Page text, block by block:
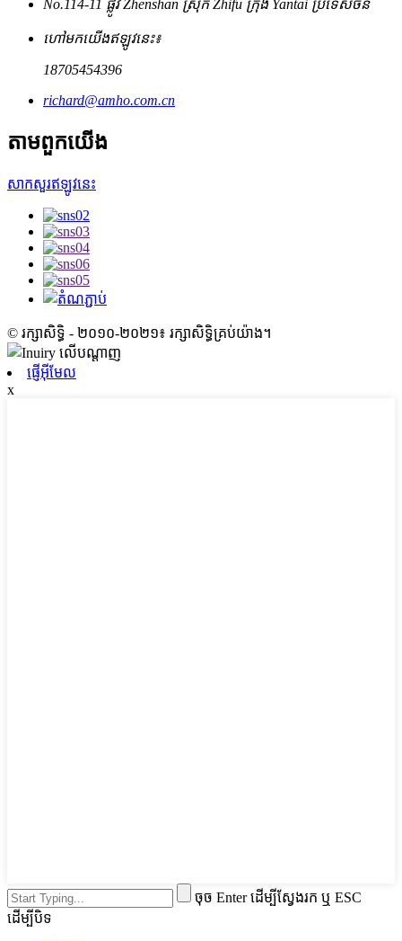
No.114-11 ផ្លូវ Zhenshan ស្រុក Zhifu ក្រុង Yantai ប្រទេសចិន
ហៅមកយើងឥឡូវនេះ៖
18705454396
richard@amho.com.cn
តាម​ពួក​យើង
សាកសួរឥឡូវនេះ
© រក្សាសិទ្ធិ - ២០១០-២០២១៖ រក្សាសិទ្ធិគ្រប់យ៉ាង។
ផ្ញើអ៊ីមែល
x
ចុច Enter ដើម្បីស្វែងរក ឬ ESC
ដើម្បីបិទ